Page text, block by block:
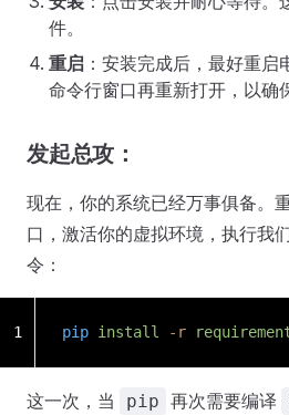
件。
重启 ：安装完成后，最好重
命令行窗口再重新打开，以确
发起总攻：
现在，你的系统已经万事俱备。
口，激活你的虚拟环境，执行我
令：
pip install -r
1
这一次，当 pip 再次需要编译